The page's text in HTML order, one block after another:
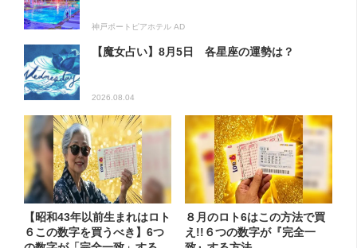
神戸ポートピアホテル AD
【魔女占い】8月5日 各星座の運勢は？
2026.08.04
【昭和43年以前生まれはロト
６この数字を買うべき】6つ
８月のロト6はこの方法で買
え!!６つの数字が『完全一